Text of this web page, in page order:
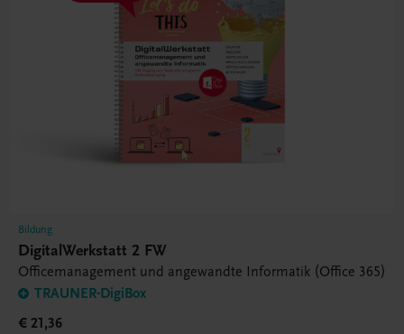
Bildung
DigitalWerkstatt 2 FW
Officemanagement und angewandte Informatik (Office 365)
TRAUNER-DigiBox
€ 21,36